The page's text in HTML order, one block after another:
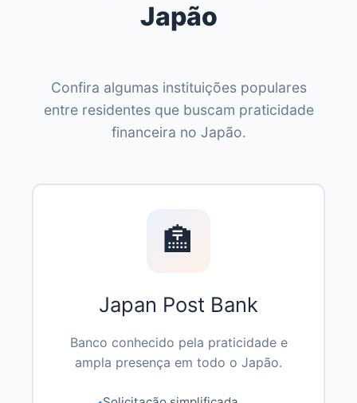
Japão
Confira algumas instituições populares
entre residentes que buscam praticidade
financeira no Japão.
🏣
Japan Post Bank
Banco conhecido pela praticidade e
ampla presença em todo o Japão.